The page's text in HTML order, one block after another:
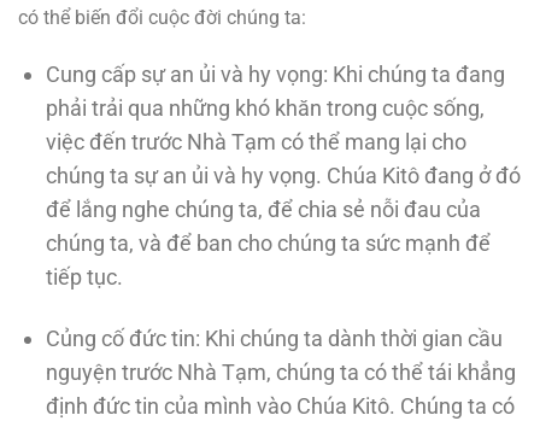
có thể biến đổi cuộc đời chúng ta:
Cung cấp sự an ủi và hy vọng: Khi chúng ta đang
phải trải qua những khó khăn trong cuộc sống,
việc đến trước Nhà Tạm có thể mang lại cho
chúng ta sự an ủi và hy vọng. Chúa Kitô đang ở đó
để lắng nghe chúng ta, để chia sẻ nỗi đau của
chúng ta, và để ban cho chúng ta sức mạnh để
tiếp tục.
Củng cố đức tin: Khi chúng ta dành thời gian cầu
nguyện trước Nhà Tạm, chúng ta có thể tái khẳng
định đức tin của mình vào Chúa Kitô. Chúng ta có